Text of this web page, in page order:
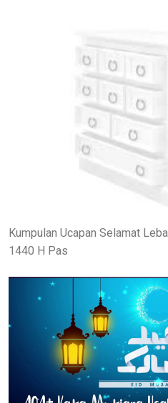
Kumpulan Ucapan Selamat
1440 H Pas